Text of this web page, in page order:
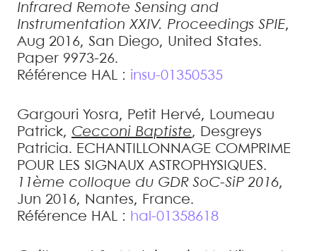
Infrared Remote Sensing and
Instrumentation XXIV. Proceedings SPIE,
Aug 2016, San Diego, United States.
Paper 9973-26.
Référence HAL : insu-01350535
Gargouri Yosra, Petit Hervé, Loumeau
Patrick, Cecconi Baptiste, Desgreys
Patricia. ECHANTILLONNAGE COMPRIME
POUR LES SIGNAUX ASTROPHYSIQUES.
11ème colloque du GDR SoC-SiP 2016,
Jun 2016, Nantes, France.
Référence HAL : hal-01358618